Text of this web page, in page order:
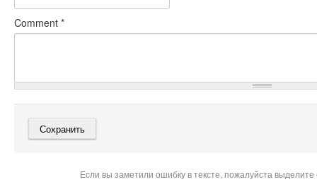
Comment *
Если вы заметили ошибку в тексте, пожалуйста